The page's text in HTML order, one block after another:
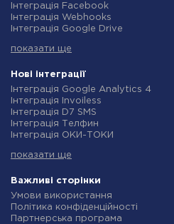
Інтеграція Facebook
Інтеграція Webhooks
Інтеграція Google Drive
Інтеграція Gmail
Інтеграція Rozetka
Інтеграція OpenAI (ChatGPT)
Інтеграція Binotel
Інтеграція Prom
Інтеграція Приват24
Інтеграція OLX
Інтеграція SendPulse
Інтеграція Stream Telecom
Інтеграція Google Analytics
Інтеграція Creatio
показати ще
Нові інтеграції
Інтеграція Google Analytics 4
Інтеграція Invoiless
Інтеграція D7 SMS
Інтеграція Телфин
Інтеграція ОКИ-ТОКИ
Інтеграція Microsoft Dynamics 365
Інтеграція TxtSync
Інтеграція Wire2Air
Інтеграція Corezoid
Інтеграція Infobip
показати ще
Важливі сторінки
Умови використання
Політика конфіденційності
Партнерська програма